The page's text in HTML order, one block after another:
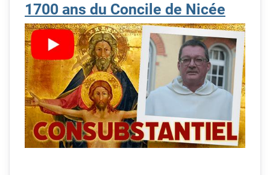
1700 ans du Concile de Nicée